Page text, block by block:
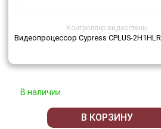
Контроллер видеостены
Видеопроцессор Cypress CPLUS-2H1HLR
В наличии
В КОРЗИНУ